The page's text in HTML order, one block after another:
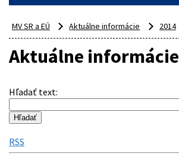
MV SR a EÚ Aktuálne informácie 2014
Aktuálne informácie
Hľadať text:
RSS